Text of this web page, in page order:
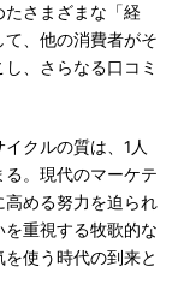
たさまざまな「経
、他の消費者がそ
、さらなる口コミ
クルの質は、1人
。現代のマーケテ
高める努力を迫られ
重視する牧歌的な
使う時代の到来と